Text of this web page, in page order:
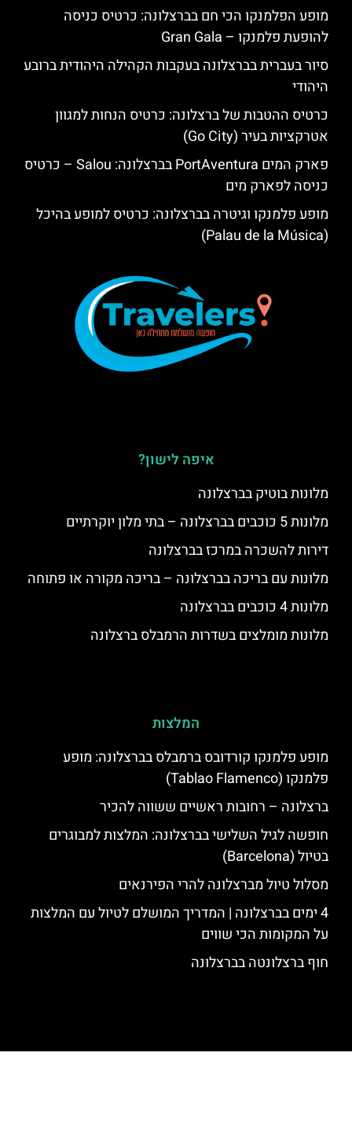
מופע הפלמנקו הכי חם בברצלונה: כרטיס כניסה
להופעת פלמנקו – Gran Gala
סיור בעברית בברצלונה בעקבות הקהילה היהודית ברובע
היהודי
כרטיס ההטבות של ברצלונה: כרטיס הנחות למגוון
אטרקציות בעיר (Go City)
פארק המים PortAventura בברצלונה: Salou – כרטיס
כניסה לפארק מים
מופע פלמנקו וגיטרה בברצלונה: כרטיס למופע בהיכל
(Palau de la Música)
איפה לישון?
מלונות בוטיק בברצלונה
מלונות 5 כוכבים בברצלונה – בתי מלון יוקרתיים
דירות להשכרה במרכז בברצלונה
מלונות עם בריכה בברצלונה – בריכה מקורה או פתוחה
מלונות 4 כוכבים בברצלונה
מלונות מומלצים בשדרות הרמבלס ברצלונה
המלצות
מופע פלמנקו קורדובס ברמבלס בברצלונה: מופע
פלמנקו (Tablao Flamenco)
ברצלונה – רחובות ראשיים ששווה להכיר
חופשה לגיל השלישי בברצלונה: המלצות למבוגרים
בטיול (Barcelona)
מסלול טיול מברצלונה להרי הפירנאים
4 ימים בברצלונה | המדריך המושלם לטיול עם המלצות
על המקומות הכי שווים
חוף ברצלונטה בברצלונה